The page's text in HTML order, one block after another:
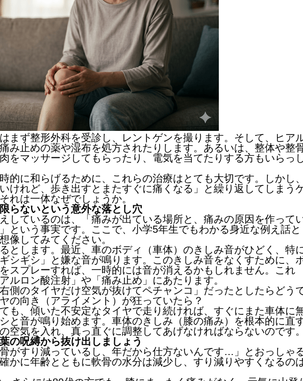
まず整形外科を受診し、レントゲンを撮ります。そして、ヒア
み止めの薬や湿布を処方されたりします。あるいは、整体や整
をマッサージしてもらったり、電気を当てたりする方もいらっ
的に和らげるために、これらの治療はとても大切です。しかし
けれど、歩き出すとまたすぐに痛くなる」と繰り返してしまう
れは一体なぜでしょうか。
らないという意外な落とし穴
しているのは、「痛みが出ている場所と、痛みの原因を作って
という事実です。ここで、小学5年生でもわかる身近な例え話と
像してみてください。
とします。最近、車のボディ（車体）のきしみ音がひどく、特
シギシ」と嫌な音が鳴ります。このきしみ音をなくすために、
スプレーすれば、一時的には音が消えるかもしれません。これ
ルロン酸注射」や「痛み止め」にあたります。
側のタイヤだけ空気が抜けてペチャンコ」だったとしたらどう
の向き（アライメント）が狂っていたら？
も、傾いた不安定なタイヤで走り続ければ、すぐにまた車体に
と音が鳴り始めます。車体のきしみ（膝の痛み）を根本的に直
空気を入れ、真っ直ぐに調整してあげなければならないのです
の呪縛から抜け出しましょう
骨がすり減っているし、年だから仕方ないんです…」とおっしゃ
かに年齢とともに軟骨の水分は減少し、すり減りやすくなるの